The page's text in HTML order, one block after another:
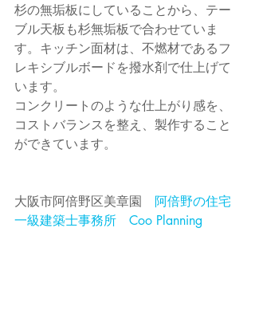
杉の無垢板にしていることから、テー
ブル天板も杉無垢板で合わせていま
す。キッチン面材は、不燃材であるフ
レキシブルボードを撥水剤で仕上げて
います。
コンクリートのような仕上がり感を、
コストバランスを整え、製作すること
ができています。
大阪市阿倍野区美章園 阿倍野の住宅
一級建築士事務所　Coo Planning